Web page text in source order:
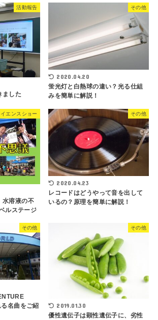
活動報告
ました
その他
2020.04.20
蛍光灯と白熱球の違い？光る仕組
みを簡単に解説！
エンスショー
水溶液の不
ルステージ
その他
2020.04.23
レコードはどうやって音を出して
いるの？原理を簡単に解説！
その他
名曲をご紹
その他
2019.01.30
優性遺伝子は顕性遺伝子に、劣性